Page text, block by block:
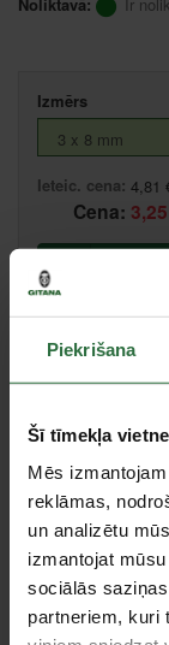
Piekrišana
Šī tīmekļa
Mēs
reklāmas,
un analizētu
izmantojat
sociālās
partneriem, kuri
Izmērs
Ieteic. cena: 4,81
Cena:
Salīdzināt
Valmiera,
Centrālā
Specifikācija
Materiāls